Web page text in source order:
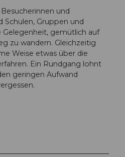
und
Schulen, Gruppen und
Gelegenheit, gemütlich auf
zu wandern. Gleichzeitig
Weise etwas über die
Ein Rundgang lohnt
geringen Aufwand